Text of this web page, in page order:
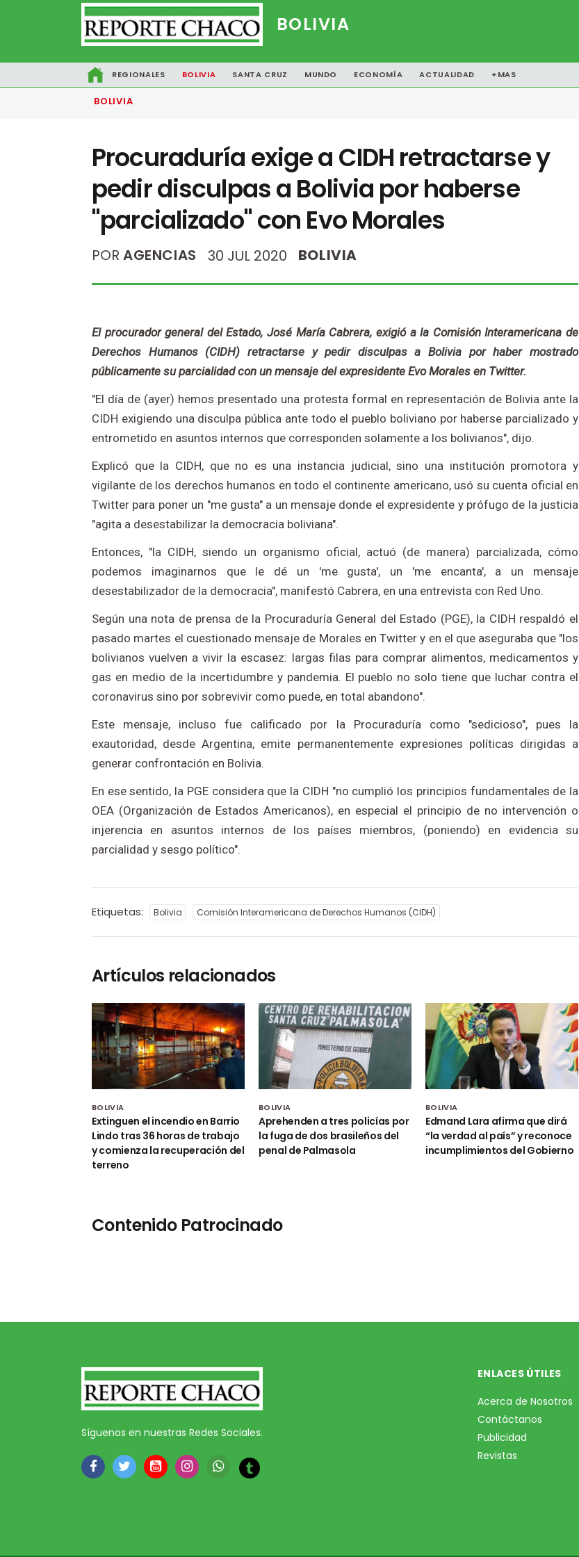
BOLIVIA
REGIONALES BOLIVIA SANTA CRUZ MUNDO ECONOMÍA ACTUALIDAD +MAS
BOLIVIA
Procuraduría exige a CIDH retractarse y
pedir disculpas a Bolivia por haberse
"parcializado" con Evo Morales
POR AGENCIAS 30 JUL 2020 BOLIVIA
El procurador general del Estado, José María Cabrera, exigió a la Comisión Interamericana de
Derechos Humanos (CIDH) retractarse y pedir disculpas a Bolivia por haber mostrado
públicamente su parcialidad con un mensaje del expresidente Evo Morales en Twitter.
"El día de (ayer) hemos presentado una protesta formal en representación de Bolivia ante la
CIDH exigiendo una disculpa pública ante todo el pueblo boliviano por haberse parcializado y
entrometido en asuntos internos que corresponden solamente a los bolivianos", dijo.
Explicó que la CIDH, que no es una instancia judicial, sino una institución promotora y
vigilante de los derechos humanos en todo el continente americano, usó su cuenta oficial en
Twitter para poner un "me gusta" a un mensaje donde el expresidente y prófugo de la justicia
"agita a desestabilizar la democracia boliviana".
Entonces, "la CIDH, siendo un organismo oficial, actuó (de manera) parcializada, cómo
podemos imaginarnos que le dé un 'me gusta', un 'me encanta', a un mensaje
desestabilizador de la democracia", manifestó Cabrera, en una entrevista con Red Uno.
Según una nota de prensa de la Procuraduría General del Estado (PGE), la CIDH respaldó el
pasado martes el cuestionado mensaje de Morales en Twitter y en el que aseguraba que "los
bolivianos vuelven a vivir la escasez: largas filas para comprar alimentos, medicamentos y
gas en medio de la incertidumbre y pandemia. El pueblo no solo tiene que luchar contra el
coronavirus sino por sobrevivir como puede, en total abandono".
Este mensaje, incluso fue calificado por la Procuraduría como "sedicioso", pues la
exautoridad, desde Argentina, emite permanentemente expresiones políticas dirigidas a
generar confrontación en Bolivia.
En ese sentido, la PGE considera que la CIDH "no cumplió los principios fundamentales de la
OEA (Organización de Estados Americanos), en especial el principio de no intervención o
injerencia en asuntos internos de los países miembros, (poniendo) en evidencia su
parcialidad y sesgo político".
Etiquetas: Bolivia Comisión Interamericana de Derechos Humanos (CIDH)
Artículos relacionados
BOLIVIA
Extinguen el incendio en Barrio
Lindo tras 36 horas de trabajo
y comienza la recuperación del
terreno
BOLIVIA
Aprehenden a tres policías por
la fuga de dos brasileños del
penal de Palmasola
BOLIVIA
Edmand Lara afirma que dirá
“la verdad al país” y reconoce
incumplimientos del Gobierno
Contenido Patrocinado
Síguenos en nuestras Redes Sociales.
ENLACES ÚTILES
Acerca de Nosotros
Contáctanos
Publicidad
Revistas